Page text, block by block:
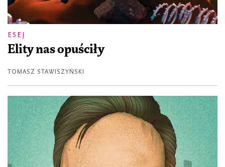
ESEJ
Elity nas opuściły
TOMASZ STAWISZYŃSKI